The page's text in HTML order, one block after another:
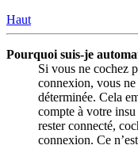
Haut
Pourquoi suis-je
Si vous ne cochez
connexion, vous ne
déterminée. Cela
compte à votre
rester connecté,
connexion. Ce